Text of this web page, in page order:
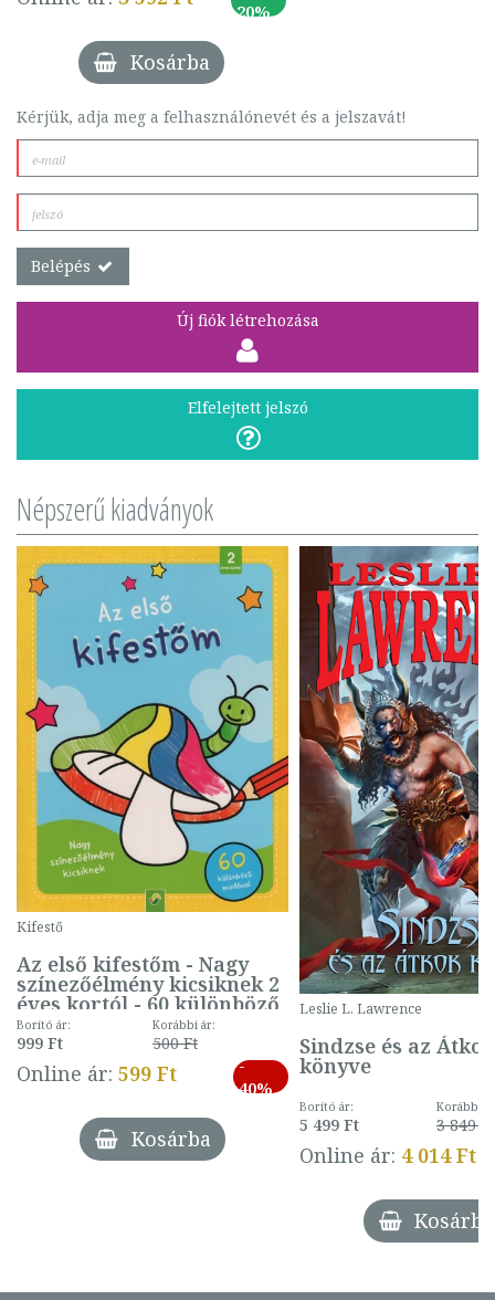
20%
Kosárba
Kérjük, adja meg a felhasználónevét és a jelszavát!
Belépés
Új fiók létrehozása
Elfelejtett jelszó
Népszerű kiadványok
Kifestő
Az első kifestőm - Nagy
színezőélmény kicsiknek 2
éves kortól - 60 különböző
mintával (gombás)
Borító ár:
999 Ft
Korábbi ár:
500 Ft
Online ár: 599 Ft
-
40%
Kosárba
Leslie L. Lawrence
Sindzse és az Átkok
könyve
Borító ár:
5 499 Ft
Korábbi
3 849 Ft
Online ár: 4 014 Ft
Kosárba